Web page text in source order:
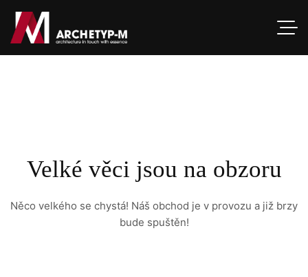
Velké věci jsou na obzoru
Něco velkého se chystá! Náš obchod je v provozu a již brzy
bude spuštěn!